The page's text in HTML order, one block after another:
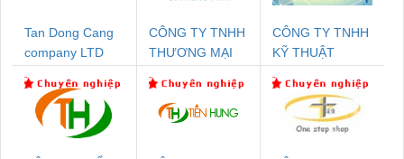
Tan Dong Cang
company LTD
CÔNG TY TNHH
THƯƠNG MẠI
THUẬT ĐIỆN CƠ
GIA HƯNG
CÔNG TY TNHH
KỸ THUẬT
NAM